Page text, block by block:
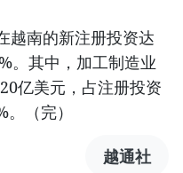
越南的新注册投资达
。其中，加工制造业
亿美元，占注册投资
（完）
越通社